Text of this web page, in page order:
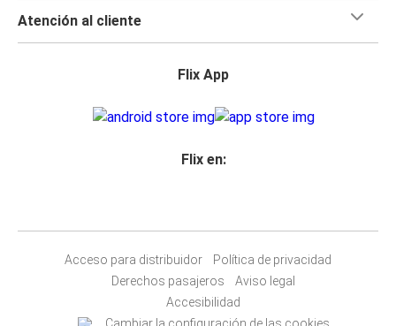
Atención al cliente
Flix App
Flix en:
Acceso para distribuidor
Política de privacidad
Derechos pasajeros
Aviso legal
Accesibilidad
Cambiar la configuración de las cookies